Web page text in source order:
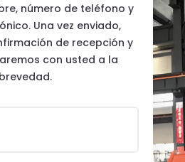
número de teléfono y
Una vez enviado,
de recepción y
con usted a la
brevedad.